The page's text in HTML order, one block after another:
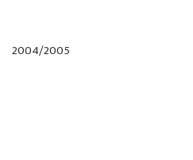
2004/2005